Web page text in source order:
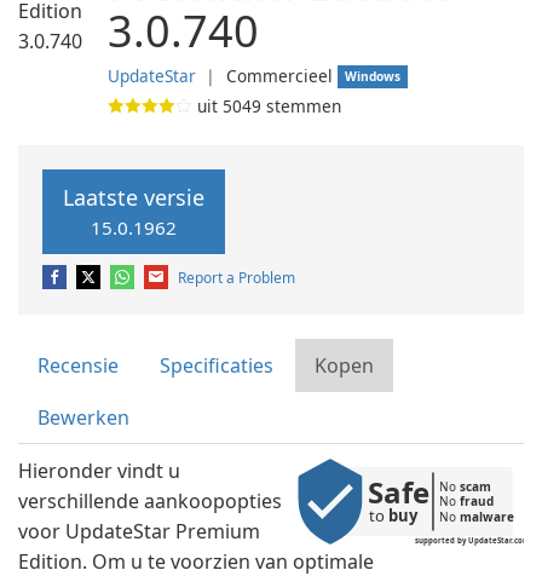
3.0.740
UpdateStar ❘ Commercieel Windows
uit 5049 stemmen
Laatste versie
15.0.1962
Report a Problem
Recensie Specificaties
Kopen
Bewerken
supported by UpdateStar.com
Safe
to buy
No scam
No fraud
No malware
Hieronder vindt u
verschillende aankoopopties
voor UpdateStar Premium
Edition. Om u te voorzien van optimale